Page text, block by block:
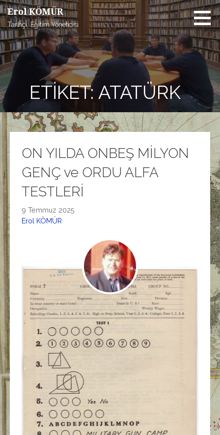
İçeriğe
atla
Erol KÖMÜR
Tarihçi, Eğitim Yöneticisi
ETIKET: ATATÜRK
ON YILDA ONBEŞ MİLYON
GENÇ ve ORDU ALFA
TESTLERİ
9 Temmuz 2025
Erol KÖMÜR